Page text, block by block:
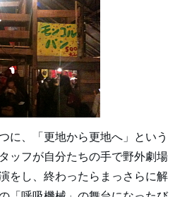
に、「更地から更地へ」という
ッフが自分たちの手で野外劇場
をし、終わったらまっさらに解